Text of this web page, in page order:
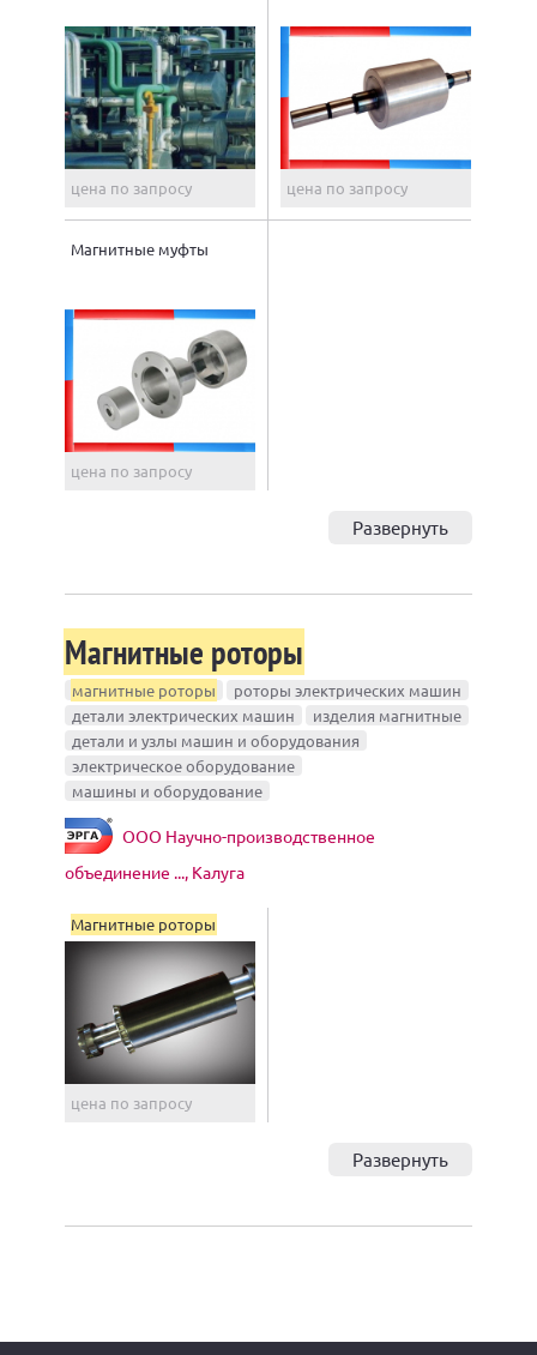
цена по запросу цена по запросу
Магнитные муфты
цена по запросу
Развернуть
Магнитные роторы
магнитные роторы
роторы электрических машин
детали электрических машин
изделия магнитные
детали и узлы машин и оборудования
электрическое оборудование
машины и оборудование
ООО Научно-производственное
объединение ..., Калуга
Магнитные роторы
цена по запросу
Развернуть